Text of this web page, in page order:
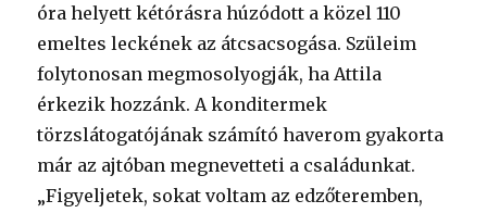
óra helyett kétórásra húzódott a közel 110
emeltes leckének az átcsacsogása. Szüleim
folytonosan megmosolyogják, ha Attila
érkezik hozzánk. A konditermek
törzslátogatójának számító haverom gyakorta
már az ajtóban megnevetteti a családunkat.
„Figyeljetek, sokat voltam az edzőteremben,